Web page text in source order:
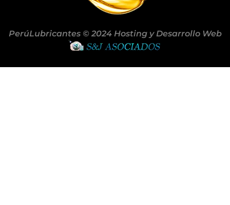
PerúLubricantes © 2024 Hosting y Desarrollo Web